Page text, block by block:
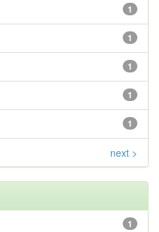
1
1
1
1
1
next >
1